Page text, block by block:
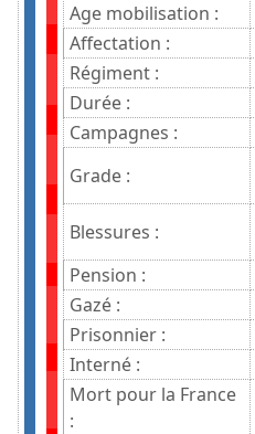
Age mobilisation :
Affectation :
Régiment :
Durée :
Campagnes :
Grade :
Blessures :
Pension :
Gazé :
Prisonnier :
Interné :
Mort pour la France
: